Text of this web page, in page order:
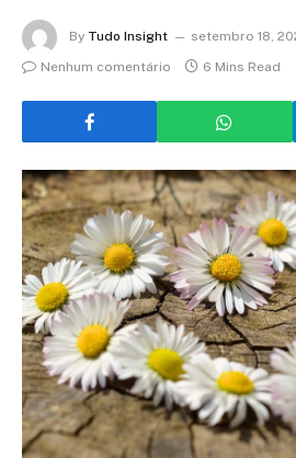
By Tudo Insight
setembro 18,
Nenhum comentário
6 Mins Read